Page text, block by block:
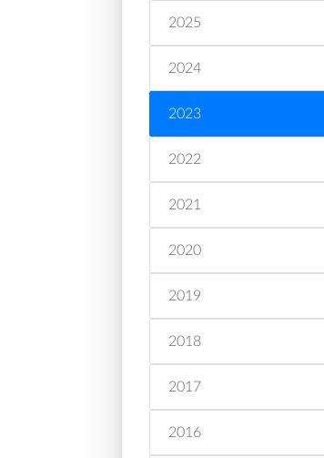
2025
2024
2023
2022
2021
2020
2019
2018
2017
2016